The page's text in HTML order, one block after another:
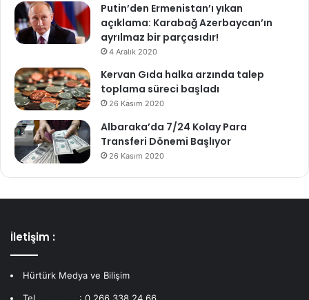
Putin’den Ermenistan’ı yıkan
açıklama: Karabağ Azerbaycan’ın
ayrılmaz bir parçasıdır!
4 Aralık 2020
Kervan Gıda halka arzında talep
toplama süreci başladı
26 Kasım 2020
Albaraka’da 7/24 Kolay Para
Transferi Dönemi Başlıyor
26 Kasım 2020
İletişim :
Hürtürk Medya ve Bilişim
Tel................: 0 266 338 24 66